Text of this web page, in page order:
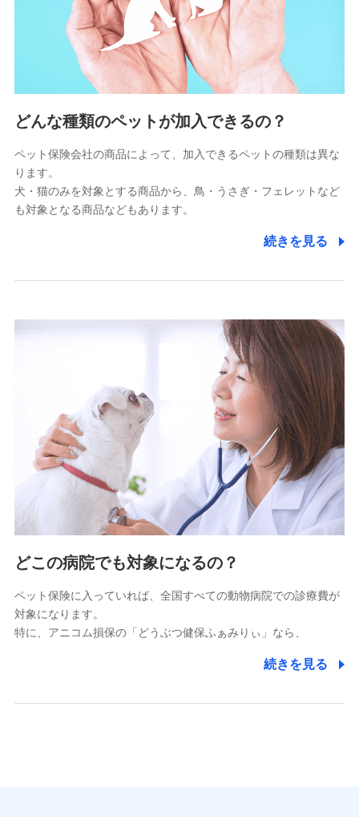
上記に係る連絡・手続き・管理等付帯業務を行うため
5.通話録音にて取得する情報
電話対応の品質向上およびお問合せ内容の正確な把握のため
6.採用応募者の個人情報
7.社員（従業者）の個人情報
人事･勤怠･健康・労務等の管理、給与支給、福利厚生・採用
退職関連処理等の各種手続きのため、当社と従業員または従
のため
各種お問い合わせに対応するため
10.受託業務の 個人情報
受託業務の遂行およびこれらに準ずる業務の遂行のため
11.マイカー通勤管理クラウド並びに法人向けASPサー
ビスに関してのお問い合わせ情報
各種お問い合わせに対応するため
をお送りするため
アンケートの送付のため
分析するため
当社の対応品質向上やお問い合わせ内容の正確な把握のため
個人情報保護管理者の職名、連絡先
株式会社ドコモ・インシュアランス 営業部長
どんな種類のペットが加入できるの？
ペット保険会社の商品によって、加入できるペットの種類は異な
ります。
犬・猫のみを対象とする商品から、鳥・うさぎ・フェレットなど
も対象となる商品などもあります。
続きを見る
どこの病院でも対象になるの？
ペット保険に入っていれば、全国すべての動物病院での診療費が
対象になります。
特に、アニコム損保の「どうぶつ健保ふぁみりぃ」なら、
続きを見る